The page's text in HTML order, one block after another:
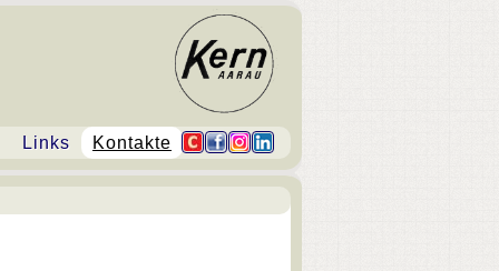
Links Kontakte